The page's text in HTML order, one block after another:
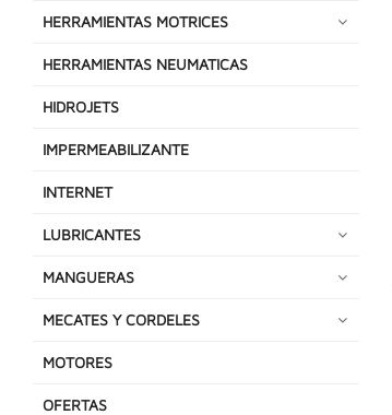
HERRAMIENTAS MOTRICES
HERRAMIENTAS NEUMATICAS
HIDROJETS
IMPERMEABILIZANTE
INTERNET
LUBRICANTES
MANGUERAS
MECATES Y CORDELES
MOTORES
OFERTAS